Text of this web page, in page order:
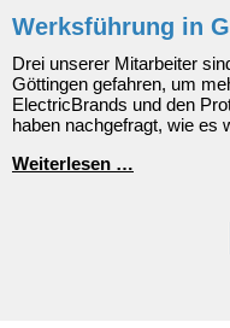
Werksführung in
Drei unserer Mitarbeiter
Göttingen gefahren, um
ElectricBrands und den
haben nachgefragt, wie es
Weiterlesen …